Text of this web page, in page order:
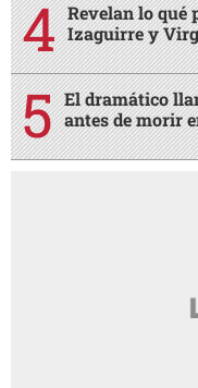
Revelan lo qué
Izaguirre y
El dramático
antes de morir